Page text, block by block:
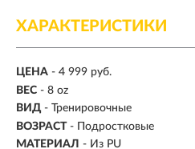
ХАРАКТЕРИСТИКИ
ЦЕНА - 4 999 руб.
ВЕС - 8 oz
ВИД - Тренировочные
ВОЗРАСТ - Подростковые
МАТЕРИАЛ - Из PU